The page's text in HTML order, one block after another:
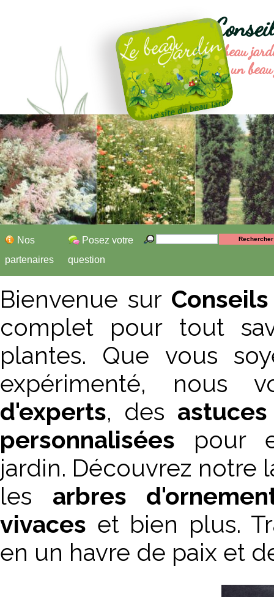
Le beau
un
Nos
partenaires
Posez votre
question
Bienvenue sur
complet pour tout
plantes. Que vous
expérimenté, nous
d'experts, des
personnalisées pour
jardin. Découvrez notre
les arbres
vivaces et bien plus.
en un havre de paix et